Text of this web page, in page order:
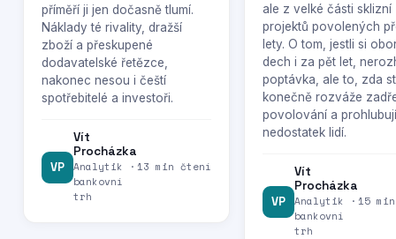
příměří ji jen dočasně tlumí.
Náklady té rivality, dražší
zboží a přeskupené
dodavatelské řetězce,
nakonec nesou i čeští
spotřebitelé a investoři.
VP
Vít
Procházka
Analytik ·
bankovní
trh
13 min čtení
ale z velké části sklizní
projektů povolených
lety. O tom, jestli si
dech i za pět let,
poptávka, ale to, zda
konečně rozváže
povolování a
nedostatek lidí.
VP
Vít
Procházka
Analytik ·
bankovní
trh
15